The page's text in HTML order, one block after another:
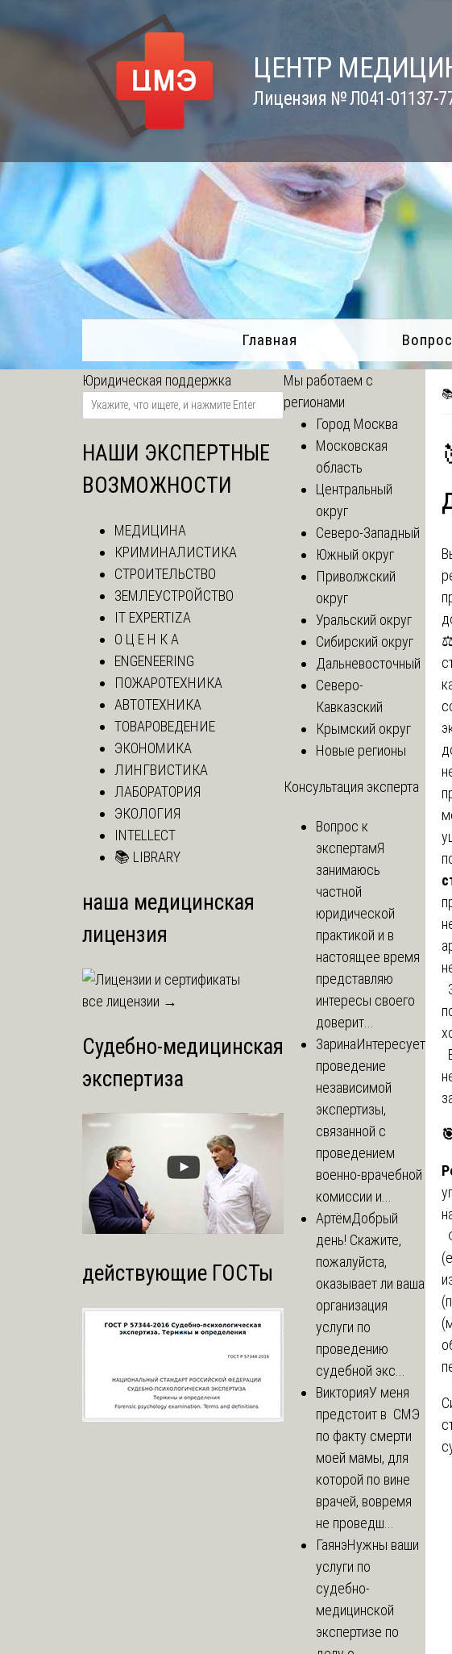
ЦЕНТР
Лицензия № Л041-01137-
Главная
Юридическая поддержка
НАШИ ЭКСПЕРТНЫЕ
ВОЗМОЖНОСТИ
МЕДИЦИНА
КРИМИНАЛИСТИКА
СТРОИТЕЛЬСТВО
ЗЕМЛЕУСТРОЙСТВО
IT EXPERTIZA
О Ц Е Н К А
ENGENEERING
ПОЖАРОТЕХНИКА
АВТОТЕХНИКА
ТОВАРОВЕДЕНИЕ
ЭКОНОМИКА
ЛИНГВИСТИКА
ЛАБОРАТОРИЯ
ЭКОЛОГИЯ
INTELLECT
📚 LIBRARY
наша медицинская
лицензия
все лицензии →
Судебно-медицинская
экспертиза
действующие ГОСТы
Мы работаем с
регионами
Город Москва
Московская
область
Центральный
округ
Северо-Западный
Южный округ
Приволжский
округ
Уральский округ
Сибирский округ
Дальневосточный
Северо-
Кавказский
Крымский округ
Новые регионы
Консультация эксперта
Вопрос к
экспертамЯ
занимаюсь
частной
юридической
практикой и в
настоящее время
представляю
интересы своего
доверит...
ЗаринаИнтересует
проведение
независимой
экспертизы,
связанной с
проведением
военно-врачебной
комиссии и...
АртёмДобрый
день! Скажите,
пожалуйста,
оказывает ли ваша
организация
услуги по
проведению
судебной экс...
ВикторияУ меня
предстоит в СМЭ
по факту смерти
моей мамы, для
которой по вине
врачей, вовремя
не проведш...
ГаянэНужны ваши
услуги по
судебно-
медицинской
экспертизе по